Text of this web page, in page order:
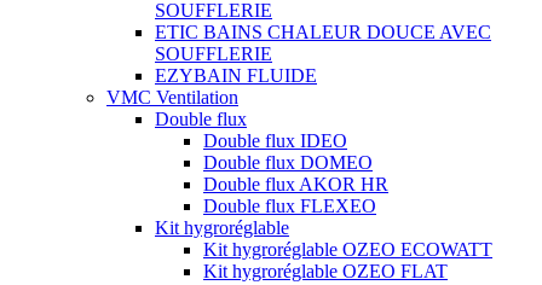
SOUFFLERIE
ETIC BAINS CHALEUR DOUCE AVEC
SOUFFLERIE
EZYBAIN FLUIDE
VMC Ventilation
Double flux
Double flux IDEO
Double flux DOMEO
Double flux AKOR HR
Double flux FLEXEO
Kit hygroréglable
Kit hygroréglable OZEO ECOWATT
Kit hygroréglable OZEO FLAT